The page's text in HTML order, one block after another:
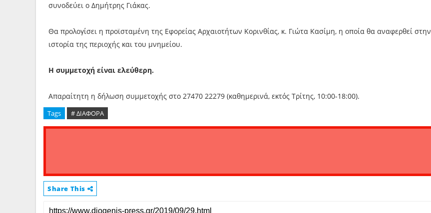
συνοδεύει ο Δημήτρης Γιάκας.
Θα προλογίσει η προϊσταμένη της Εφορείας Αρχαιοτήτων Κορινθίας, κ. Γιώτα Κασίμη, η οποία θα αναφερθεί στην
ιστορία της περιοχής και του μνημείου.
Η συμμετοχή είναι ελεύθερη.
Απαραίτητη η δήλωση συμμετοχής στο 27470 22279 (καθημερινά, εκτός Τρίτης, 10:00-18:00).
Tags # ΔΙΑΦΟΡΑ
Share This